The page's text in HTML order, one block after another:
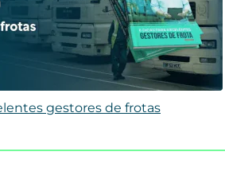
gestores de frotas